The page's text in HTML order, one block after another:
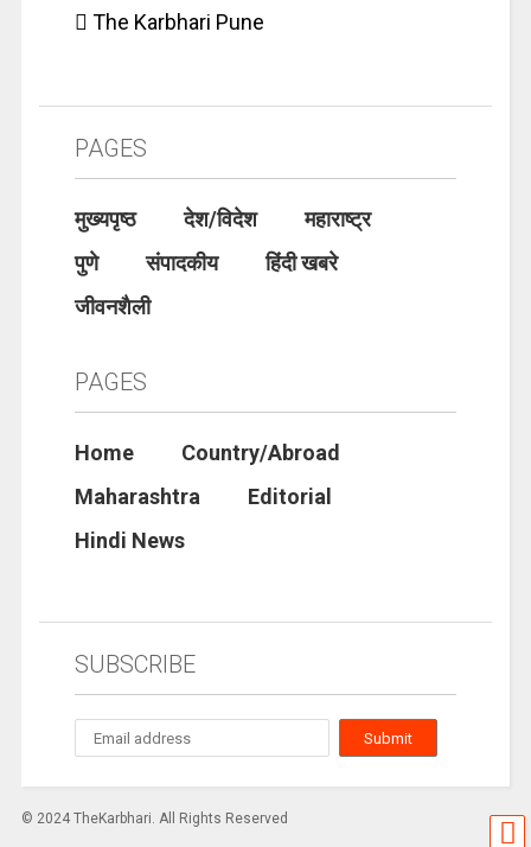
The Karbhari Pune
PAGES
मुख्यपृष्ठ देश/विदेश
महाराष्ट्र
पुणे
संपादकीय
हिंदी खबरे
जीवनशैली
PAGES
Home
Country/Abroad
Maharashtra
Editorial
Hindi News
SUBSCRIBE
© 2024 TheKarbhari. All Rights Reserved